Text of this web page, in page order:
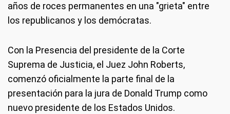
años de roces permanentes en una "grieta" entre
los republicanos y los demócratas.
Con la Presencia del presidente de la Corte
Suprema de Justicia, el Juez John Roberts,
comenzó oficialmente la parte final de la
presentación para la jura de Donald Trump como
nuevo presidente de los Estados Unidos.